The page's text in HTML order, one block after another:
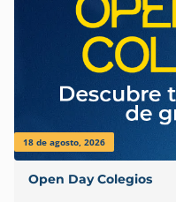
18 de agosto, 2026
Open Day Colegios